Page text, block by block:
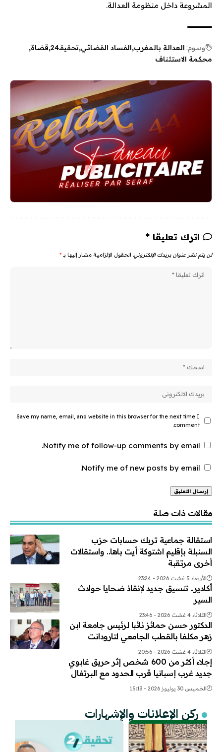
المشروعة داخل منظومة العدالة.
وسوم: العدالة بالمغرب الفساد القضائي تحقيقـ24
قضاة
محكمة الاستئناف
اترك تعليقا *
لن يتم نشر عنوان بريدك الإلكتروني. الحقول الإلزامية مشار إليها بـ *
Save my name, email, and website in this browser for the next time I
comment.
Notify me of follow-up comments by email.
Notify me of new posts by email.
مقالات ذات صلة
استقالة جماعية تربك حسابات حزب
السنبلة بإقليم اشتوكة أيت باها.. واستقالات
أخرى مرتقبة
الأربعاء 5 غشت 2026 - 23:24
أكادير.. تنسيق جديد لإنقاذ ضحايا حوادث
السير
الثلاثاء 4 غشت 2026 - 23:46
الدكتور حسن حمائز نائبا لرئيس جامعة ابن
زهر مكلفا بالقطب الجامعي لتارودانت
الثلاثاء 4 غشت 2026 - 20:56
إجلاء أكثر من 600 شخص إثر حريق غابوي
جديد غرب إسبانيا قرب الحدود مع البرتغال
الخميس 30 يوليوز 2026 - 15:13
ركن الإعلانات والإشهارات